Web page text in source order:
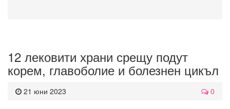
12 лековити храни срещу подут
корем, главоболие и болезнен цикъл
21 юни 2023 0